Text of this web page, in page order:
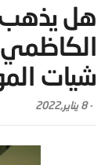
هل يذهب
الكاظمي
شيات
-8 يناير,2022